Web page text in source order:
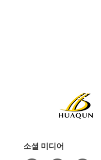
소셜 미디어